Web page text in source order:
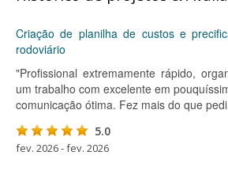
Criação de planilha de custos e
rodoviário
"Profissional extremamente rápido,
um trabalho com excelente em
comunicação ótima. Fez mais do que
5.0
fev. 2026 - fev. 2026